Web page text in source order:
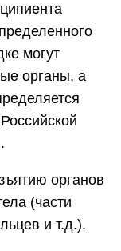
могут
органы, а
органов
(части
и т.д.).